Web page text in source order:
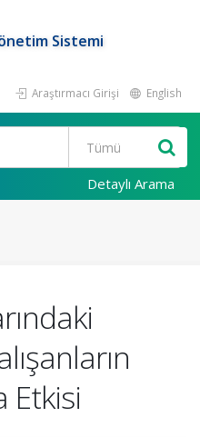
Sistemi
Araştırmacı Girişi English
Detaylı Arama
Etkisi